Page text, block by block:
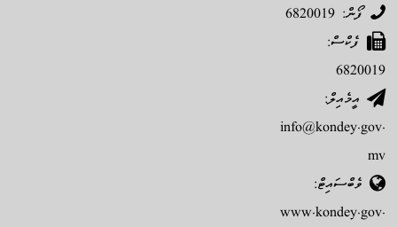
ފޯން: 6820019
ފެކްސް:
6820019
އީމެއިލް:
info@kondey.gov.
mv
ވެބްސައިޓް:
www.kondey.gov.